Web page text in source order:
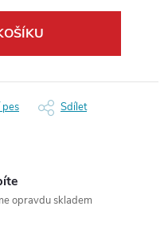
pes Sdílet
opravdu skladem